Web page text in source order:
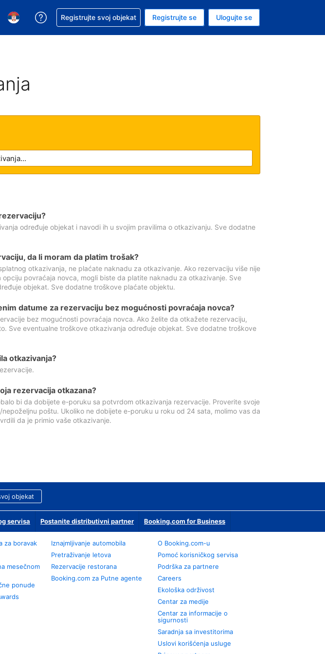
valutu. Vaša trenutna valuta je američki dolar
Izaberite jezik. Vaš trenutni jezik je Srpskom
Zatražite pomoć u vezi sa rezervacijom
Registrujte svoj objekat Registrujte se Ulogujte se
određuje objekat i navodi ih u svojim pravilima o otkazivanju. Sve dodatne
da li moram da platim trošak?
otkazivanja, ne plaćate naknadu za otkazivanje. Ako rezervaciju više nije
povraćaja novca, mogli biste da platite naknadu za otkazivanje. Sve
objekat. Sve dodatne troškove plaćate objektu.
datume za rezervaciju bez mogućnosti povraćaja novca?
bez mogućnosti povraćaja novca. Ako želite da otkažete rezervaciju,
Sve eventualne troškove otkazivanja određuje objekat. Sve dodatne troškove
otkazivanja?
rezervacija otkazana?
bi da dobijete e-poruku sa potvrdom otkazivanja rezervacije. Proverite svoje
poštu. Ukoliko ne dobijete e-poruku u roku od 24 sata, molimo vas da
da je primio vaše otkazivanje.
objekat
servisa Postanite distributivni partner Booking.com for Business
za boravak
mesečnom
ponude
Iznajmljivanje automobila
Pretraživanje letova
Rezervacije restorana
Booking.com za Putne agente
О Booking.com-u
Pomoć korisničkog servisa
Podrška za partnere
Careers
Ekološka održivost
Centar za medije
Centar za informacije o
sigurnosti
Saradnja sa investitorima
Uslovi korišćenja usluge